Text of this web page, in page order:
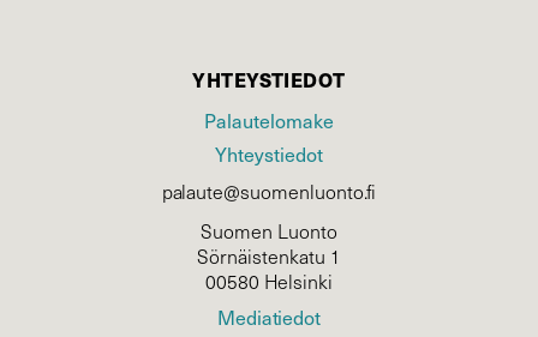
YHTEYSTIEDOT
Palautelomake
Yhteystiedot
palaute@suomenluonto.fi
Suomen Luonto
Sörnäistenkatu 1
00580 Helsinki
Mediatiedot